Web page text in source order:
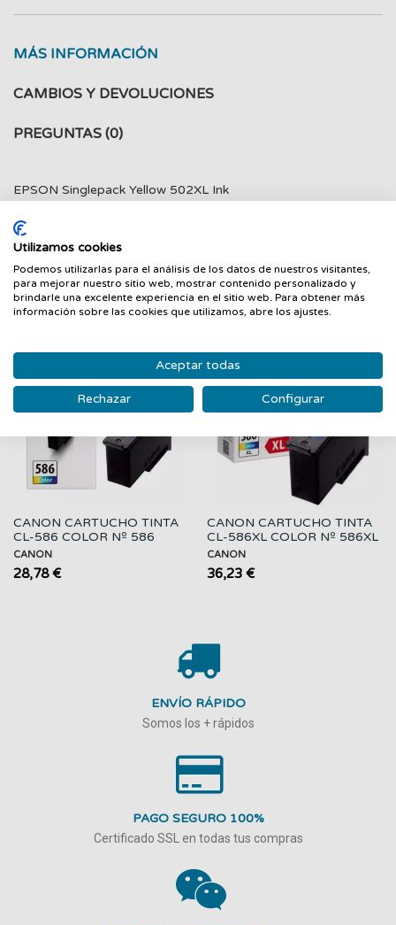
MÁS INFORMACIÓN
CAMBIOS Y DEVOLUCIONES
PREGUNTAS (0)
EPSON Singlepack Yellow 502XL Ink
PRODUCTOS RELACIONADOS
‹ ›
Nuevo
CANON CARTUCHO TINTA
CL-586 COLOR Nº 586
CANON
28,78 €
Nuevo
CANON CARTUCHO TINTA
CL-586XL COLOR Nº 586XL
CANON
36,23 €
ENVÍO RÁPIDO
Somos los + rápidos
PAGO SEGURO 100%
Certificado SSL en todas tus compras
Utilizamos cookies
Podemos utilizarlas para el análisis de los datos de nuestros visitantes,
para mejorar nuestro sitio web, mostrar contenido personalizado y
brindarle una excelente experiencia en el sitio web. Para obtener más
información sobre las cookies que utilizamos, abre los ajustes.
Aceptar todas
Rechazar Configurar